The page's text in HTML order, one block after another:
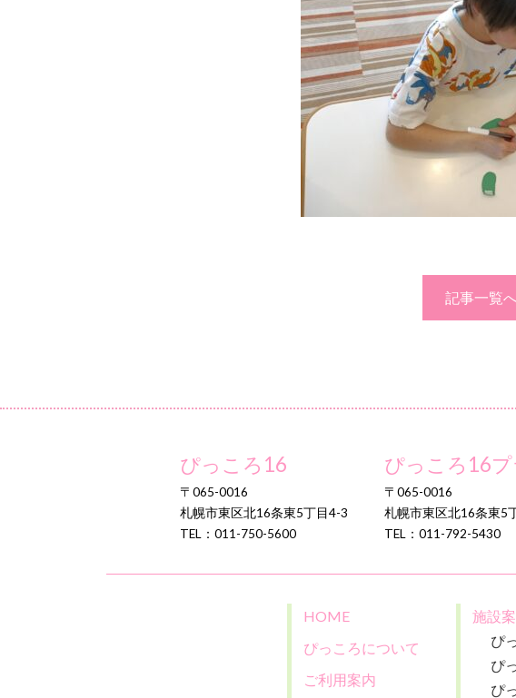
記事一覧
ぴっころ16
〒065-0016
札幌市東区北16条東5丁目4-3
TEL：011-750-5600
ぴっころ16プ
〒065-0016
札幌市東区北16条東
TEL：011-792-5430
HOME
ぴっころについて
ご利用案内
施設
ぴ
ぴ
ぴ